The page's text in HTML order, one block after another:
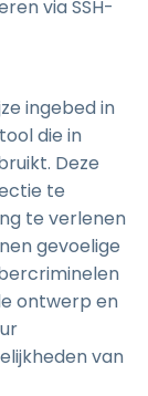
via SSH-
ingebed in
die in
Deze
te
te verlenen
gevoelige
ontwerp en
van